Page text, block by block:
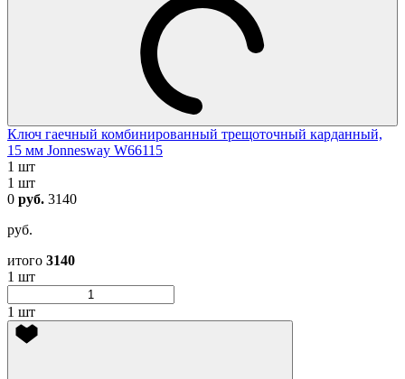
Ключ гаечный комбинированный трещоточный карданный,
15 мм Jonnesway W66115
1 шт
1 шт
0 руб. 3140
руб.
итого 3140
1 шт
1 шт